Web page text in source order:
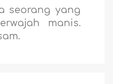
seorang yang
manis.